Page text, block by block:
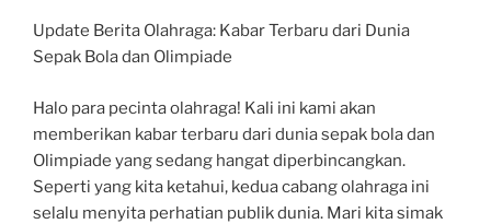
Update Berita Olahraga: Kabar Terbaru dari Dunia
Sepak Bola dan Olimpiade
Halo para pecinta olahraga! Kali ini kami akan
memberikan kabar terbaru dari dunia sepak bola dan
Olimpiade yang sedang hangat diperbincangkan.
Seperti yang kita ketahui, kedua cabang olahraga ini
selalu menyita perhatian publik dunia. Mari kita simak